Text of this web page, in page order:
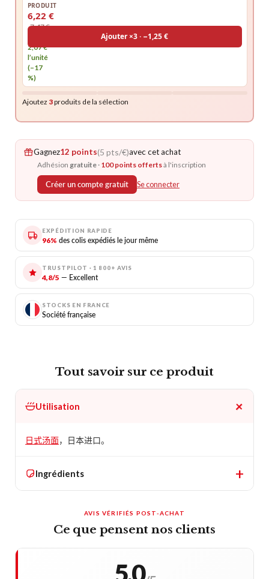
PRODUIT
6,22 €
7,47 €
2,07 €
l’unité
(−17
%)
Ajouter ×3 · −1,25 €
Ajoutez 3produits de la sélection
Gagnez12 points(5 pts/€)avec cet achat
Adhésion gratuite · 100 points offertsà l'inscription
Créer un compte gratuit Se connecter
EXPÉDITION RAPIDE
96% des colis expédiés le jour même
TRUSTPILOT · 1 800+ AVIS
4,8/5 — Excellent
STOCKS EN FRANCE
Société française
Tout savoir sur ce produit
Utilisation +
日式汤面，日本进口。
Ingrédients +
Détection automatique parmi les 14 allergènes obligatoires.
Vérifiez toujours la liste complète en cas d'allergie sévère.
AVIS VÉRIFIÉS POST-ACHAT
Ce que pensent nos clients